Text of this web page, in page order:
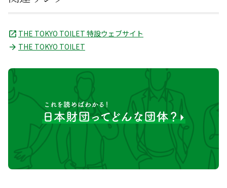
THE TOKYO TOILET 特設ウェブサイト
THE TOKYO TOILET